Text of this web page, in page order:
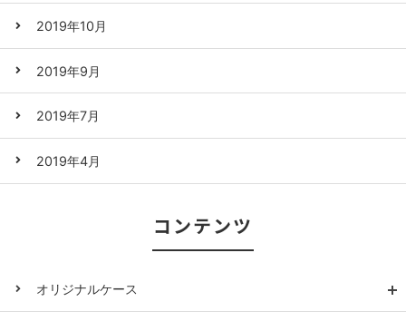
2019年10月
2019年9月
2019年7月
2019年4月
コンテンツ
オリジナルケース